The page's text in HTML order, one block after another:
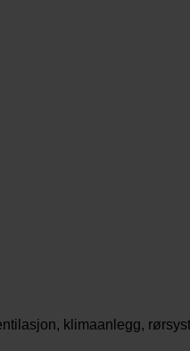
klimaanlegg,